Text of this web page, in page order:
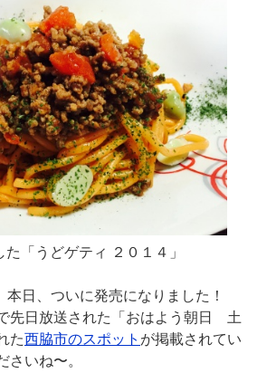
「うどゲティ ２０１４」
日、ついに発売になりました！
先日放送された「おはよう朝日 土
た西脇市のスポット が掲載されてい
いね〜。